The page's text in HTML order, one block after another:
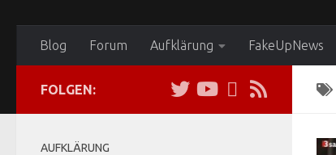
Blog Forum Aufklärung FakeUpNews
FOLGEN:
AUFKLÄRUNG